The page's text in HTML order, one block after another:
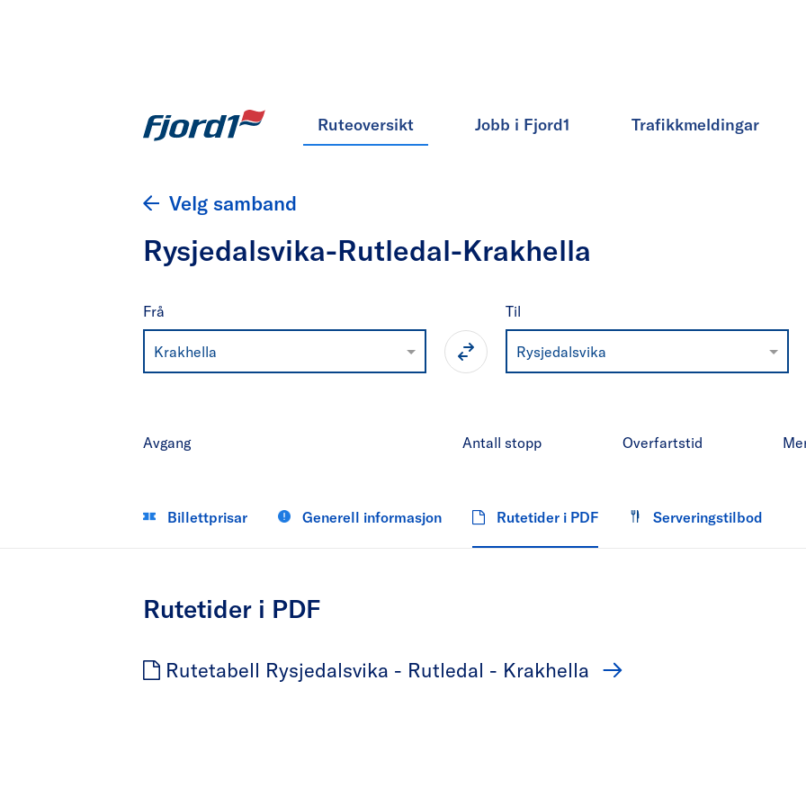
Ruteoversikt Jobb i Fjord1 Trafikkmeldingar
Velg samband
Rysjedalsvika-Rutledal-Krakhella
Frå
Krakhella
Til
Rysjedalsvika
Avgang Antall stopp Overfartstid
Billettprisar Generell informasjon Rutetider i PDF Serveringstilbod
Rutetider i PDF
Rutetabell Rysjedalsvika - Rutledal - Krakhella